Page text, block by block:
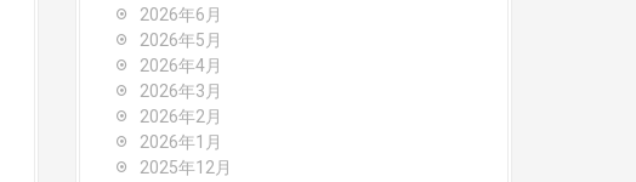
2026年6月
2026年5月
2026年4月
2026年3月
2026年2月
2026年1月
2025年12月